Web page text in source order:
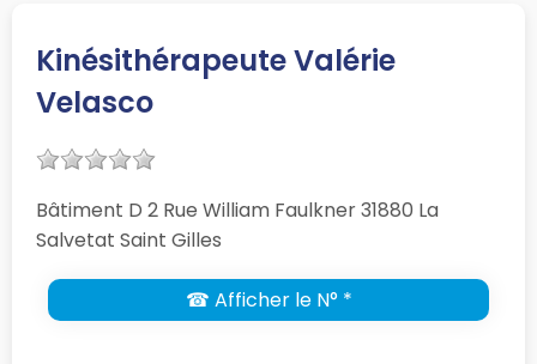
Kinésithérapeute Valérie
Velasco
Bâtiment D 2 Rue William Faulkner 31880 La
Salvetat Saint Gilles
☎ Afficher le N° *